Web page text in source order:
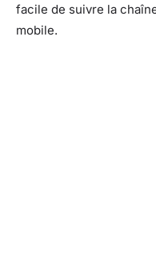
facile de suivre la
mobile.